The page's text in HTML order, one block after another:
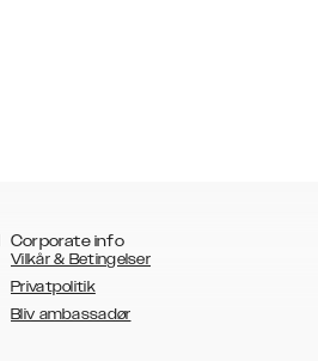
Corporate info
Vilkår & Betingelser
Privatpolitik
Bliv ambassadør